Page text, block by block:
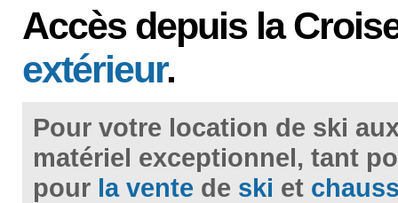
Accès depuis la
extérieur.
Pour votre location de ski
matériel exceptionnel, tant
pour la vente de ski et